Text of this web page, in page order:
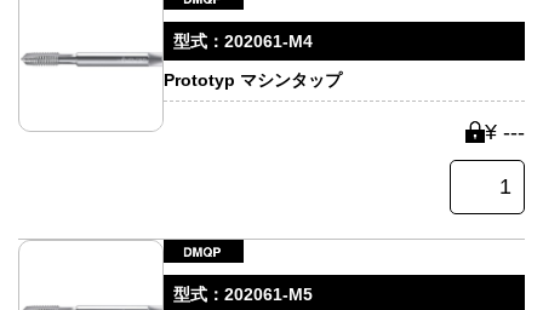
型式： 202061-M4
Prototyp マシンタップ
¥ ---
型式： 202061-M5